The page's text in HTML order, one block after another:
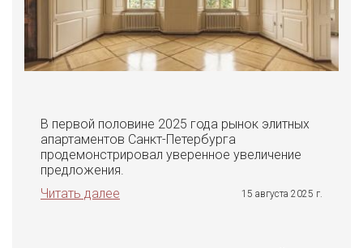
В первой половине 2025 года рынок элитных
апартаментов Санкт-Петербурга
продемонстрировал уверенное увеличение
предложения.
Читать далее
15 августа 2025 г.